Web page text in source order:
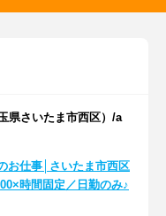
県さいたま市西区）/a
お仕事│さいたま市西区
時間固定／日勤のみ♪